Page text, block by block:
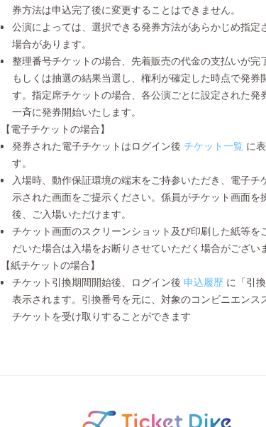
券方法は申込完了後に変更することはできません。
公演によっては、選択できる発券方法があらかじめ指定
場合があります。
整理番号チケットの場合、先着販売の代金の支払いが完
もしくは抽選の結果当選し、権利が確定した時点で発券
す。指定席チケットの場合、各公演ごとに設定された発
一斉に発券開始いたします。
【電子チケットの場合】
発券された電子チケットはログイン後 チケット一覧 に
す。
入場時、動作保証環境の端末をご持参いただき、電子チ
示された画面をご提示ください。係員がチケット画面を
後、ご入場いただけます。
チケット画面のスクリーンショット及び印刷した紙等を
だいた場合は入場をお断りさせていただく場合がござい
【紙チケットの場合】
チケット引換期間開始後、ログイン後 申込履歴 に「引
表示されます。引換番号を元に、対象のコンビニエンス
チケットを受け取りすることができます